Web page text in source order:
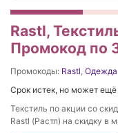
Rastl,
Промокод по
Промокоды: Rastl, Одежда
Срок истек, но может ещё
Текстиль по акции со
Rastl (Растл) на скидку в